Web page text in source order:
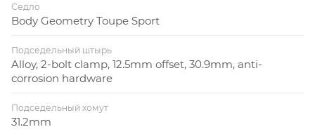
Седло
Body Geometry Toupe Sport
Подседельный штырь
Alloy, 2-bolt clamp, 12.5mm offset, 30.9mm, anti-
corrosion hardware
Подседельный хомут
31.2mm